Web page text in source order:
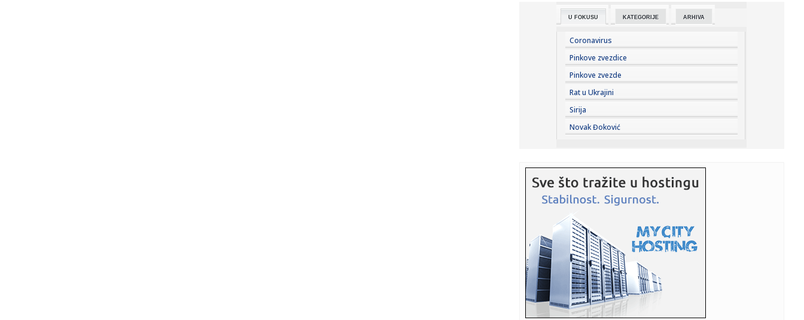
23:44: "Mesi bi bio Pikaso" VIDEO
23:41:Marinović nakon pobjede: Zaslužili smo još koji gol, ali
svaka...
23:41:Može li ljetna avantura ipak nekako prerasti u ozbiljnu
vezu?
23:38:Partizan demolirao Tobol, Ilić konačno zadovoljan: Na
momente j...
23:35: Otkriveni detalji pucnjave na američki konzulat; Iza svega
stoji...
23:34:
Benfika si...
23:33:Težak udes žene iz BiH: Bmw-om se „zakucala“ u zid, na
nju ...
23:33:Kratak predah od vrućina: Pljuskovi noćas stižu u region,
osvj...
23:33:Osuđen provalnik iz BiH, branio se da je krao za liječenje
U FOKUSU KATEGORIJE ARHIVA
Coronavirus
Pinkove zvezdice
Pinkove zvezde
Rat u Ukrajini
Sirija
Novak Đoković